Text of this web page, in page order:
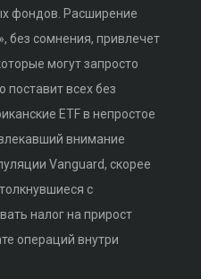
фондов. Расширение
без сомнения, привлечет
могут запросто
поставит всех без
ETF в непростое
внимание
Vanguard, скорее
с
налог на прирост
операций внутри